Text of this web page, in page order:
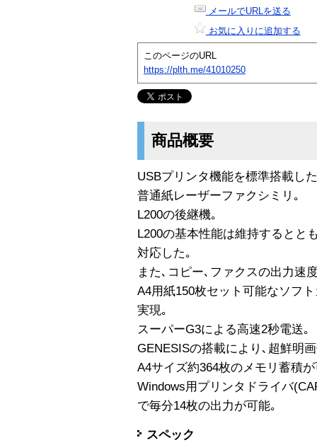
メールでURLを送る
お気に入りに追加する
このページのURL
https://plth.me/41010250
商品概要
USBプリンタ機能を標準搭載し
普通紙レーザーファクシミリ｡
L200の後継機｡
L200の基本性能は維持するとと
対応した｡
また､コピー､ファクスの出力速
A4用紙150枚セット可能なソフ
実現｡
スーパーG3による高速2秒電送｡
GENESISの搭載により､超鮮明
A4サイズ約364枚のメモリ蓄積
Windows用プリンタドライバ
で毎分14枚の出力が可能｡
スペック